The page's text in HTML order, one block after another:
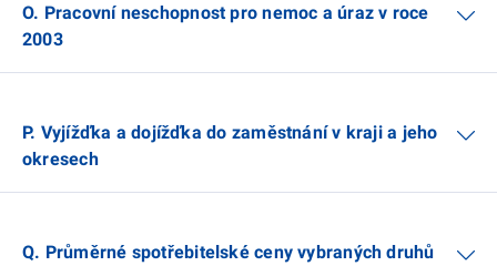
O. Pracovní neschopnost pro nemoc a úraz v roce
2003
P. Vyjížďka a dojížďka do zaměstnání v kraji a jeho
okresech
Q. Průměrné spotřebitelské ceny vybraných druhů